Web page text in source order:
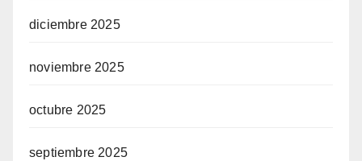
diciembre 2025
noviembre 2025
octubre 2025
septiembre 2025